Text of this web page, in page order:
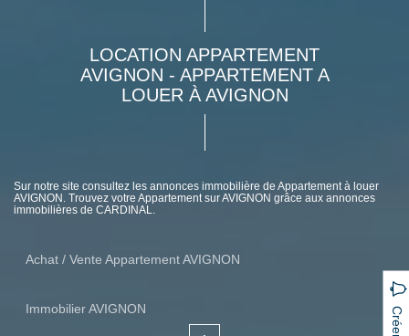
LOCATION APPARTEMENT
AVIGNON - APPARTEMENT A
LOUER À AVIGNON
Sur notre site consultez les annonces immobilière de Appartement à louer
AVIGNON. Trouvez votre Appartement sur AVIGNON grâce aux annonces
immobilières de CARDINAL.
Achat / Vente Appartement AVIGNON
Immobilier AVIGNON